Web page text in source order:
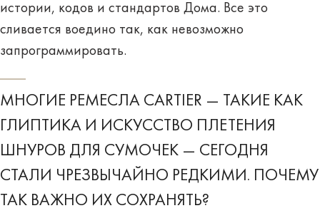
истории, кодов и стандартов Дома. Все это
сливается воедино так, как невозможно
запрограммировать.
МНОГИЕ РЕМЕСЛА CARTIER — ТАКИЕ КАК
ГЛИПТИКА И ИСКУССТВО ПЛЕТЕНИЯ
ШНУРОВ ДЛЯ СУМОЧЕК — СЕГОДНЯ
СТАЛИ ЧРЕЗВЫЧАЙНО РЕДКИМИ. ПОЧЕМУ
ТАК ВАЖНО ИХ СОХРАНЯТЬ?